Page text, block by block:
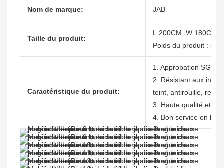
Nom de marque: JAB
Taille du produit:
L:200CM, W:180CM,
Poids du produit : 55
Caractéristique du produit:
1. Approbation SGS
2. Résistant aux
teint, antirouille,
3. Haute qualité et
4. Bon service en